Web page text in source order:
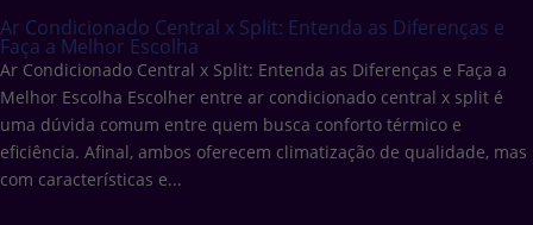
Ar Condicionado Central x Split: Entenda as Diferenças e
Faça a Melhor Escolha
Ar Condicionado Central x Split: Entenda as Diferenças e Faça a
Melhor Escolha Escolher entre ar condicionado central x split é
uma dúvida comum entre quem busca conforto térmico e
eficiência. Afinal, ambos oferecem climatização de qualidade, mas
com características e...